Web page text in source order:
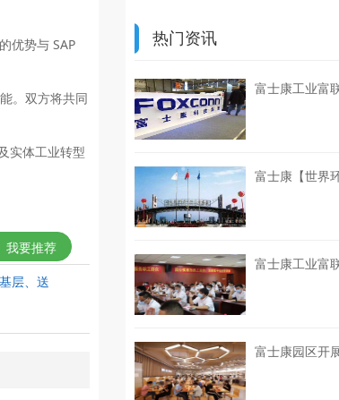
优势与 SAP
。双方将共同
实体工业转型
我要推荐
层、送
热门资讯
富士康工业富